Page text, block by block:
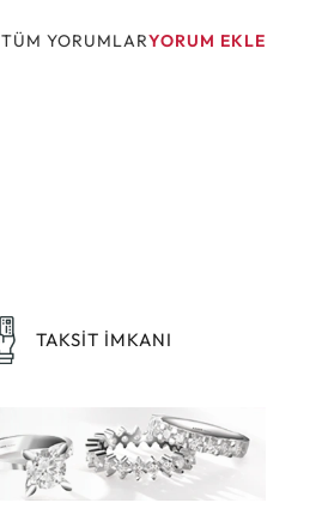
TÜM YORUMLARYORUM EKLE
TAKSİT İMKANI